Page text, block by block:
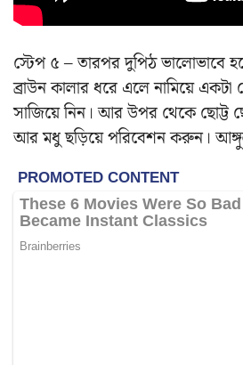
স্টেপ ৫ – তারপর দুপিঠ ভালোভাবে
ব্রাউন কালার ধরে এলে নামিয়ে একটা
সাজিয়ে নিন। আর উপর থেকে ছোট্ট
আর মধু ছড়িয়ে পরিবেশন করুন। আঙ্গুল